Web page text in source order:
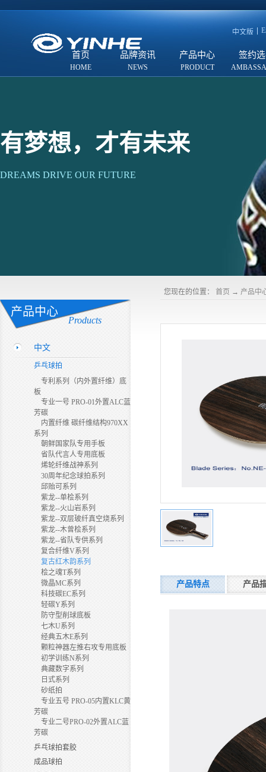
中文版
首页 品牌资讯 产品中心 签约
有梦想，才有未来
DREAMS DRIVE OUR FUTURE
产品中心
Products
中文
乒乓球拍
专利系列（内外置纤维）底
板
专业一号 PRO-01外置ALC蓝
芳碳
内置纤维 碳纤维结构970XX
系列
朝鲜国家队专用手板
省队代言人专用底板
烯轮纤维战神系列
30周年纪念球拍系列
邱贻可系列
紫龙--单桧系列
紫龙--火山岩系列
紫龙--双层玻纤真空烧系列
紫龙--木曾桧系列
紫龙--省队专供系列
复合纤维V系列
复古红木韵系列
桧之魂T系列
微晶MC系列
科技碳EC系列
轻碳Y系列
防守型削球底板
七木U系列
经典五木E系列
颗粒神器左推右攻专用底板
初学训练N系列
典藏数字系列
日式系列
砂纸拍
专业五号 PRO-05内置KLC黄
芳碳
专业二号PRO-02外置ALC蓝
芳碳
乒乓球拍套胶
成品球拍
您现在的位置： 首页 → 产品中
产品特点 产品